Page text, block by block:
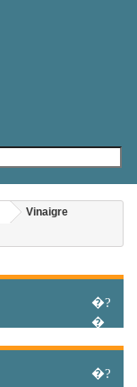
Vinaigre